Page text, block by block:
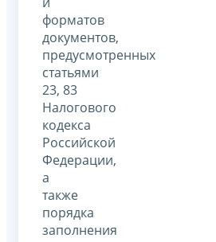
форматов
документов,
предусмотренных
статьями
23, 83
Налогового
кодекса
Российской
Федерации,
а
также
порядка
заполнения